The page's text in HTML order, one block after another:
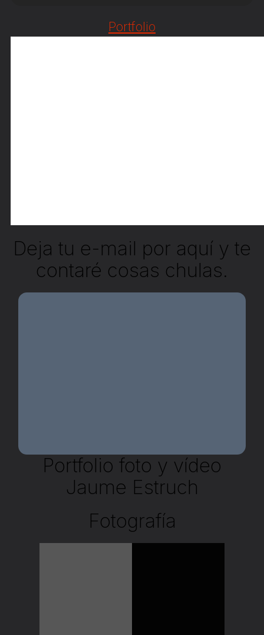
Portfolio
Deja tu e-mail por aquí y te
contaré cosas chulas.
Portfolio foto y vídeo
Jaume Estruch
Fotografía